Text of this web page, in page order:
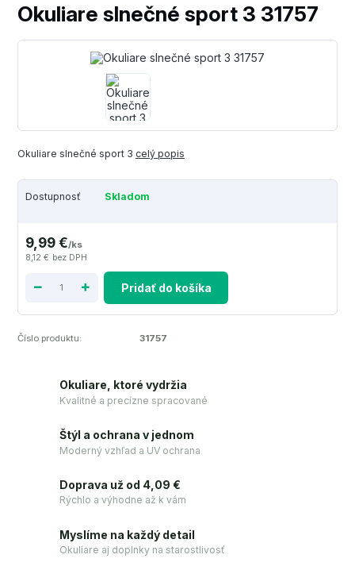
Okuliare slnečné sport 3 31757
Okuliare slnečné sport 3 celý popis
Dostupnosť Skladom
9,99 €/ks
8,12 € bez DPH
Pridať do košíka
Číslo produktu: 31757
Okuliare, ktoré vydržia
Kvalitné a precízne spracované
Štýl a ochrana v jednom
Moderný vzhľad a UV ochrana
Doprava už od 4,09 €
Rýchlo a výhodne až k vám
Myslíme na každý detail
Okuliare aj doplnky na starostlivosť